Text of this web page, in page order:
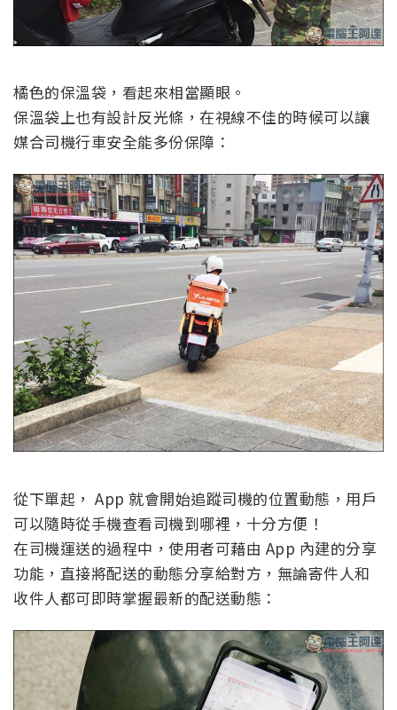
橘色的保溫袋，看起來相當顯眼。
保溫袋上也有設計反光條，在視線不佳的時候可以讓
媒合司機行車安全能多份保障：
從下單起， App 就會開始追蹤司機的位置動態，用戶
可以隨時從手機查看司機到哪裡，十分方便！
在司機運送的過程中，使用者可藉由 App 內建的分享
功能，直接將配送的動態分享給對方，無論寄件人和
收件人都可即時掌握最新的配送動態：